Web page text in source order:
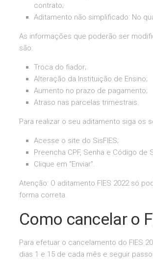
contrato;
Aditamento não simplificado: No
As informações que poderão ser
são:
Troca do fiador;
Alteração da Instituição de Ensino;
Aumento no prazo de pagamento;
Atraso nas parcelas trimestrais.
Para realizar o seu aditamento siga os
Acesse o site do SisFIES;
Preencha CPF, Senha e Código de
Clique em “Enviar”.
Atenção: O aditamento FIES 2022 só
forma correta.
Como cancelar o
Para efetuar o cancelamento do FIES
dias 1 e 15 de cada mês e seguir